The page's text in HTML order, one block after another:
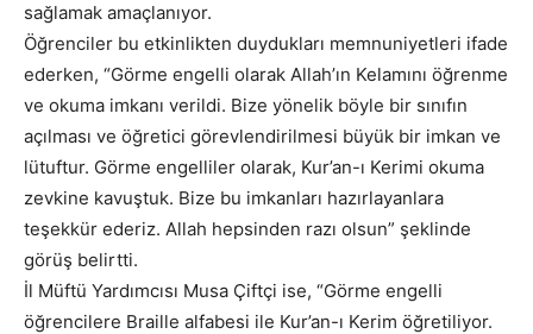
sağlamak amaçlanıyor.
Öğrenciler bu etkinlikten duydukları memnuniyetleri ifade
ederken, “Görme engelli olarak Allah’ın Kelamını öğrenme
ve okuma imkanı verildi. Bize yönelik böyle bir sınıfın
açılması ve öğretici görevlendirilmesi büyük bir imkan ve
lütuftur. Görme engelliler olarak, Kur’an-ı Kerimi okuma
zevkine kavuştuk. Bize bu imkanları hazırlayanlara
teşekkür ederiz. Allah hepsinden razı olsun” şeklinde
görüş belirtti.
İl Müftü Yardımcısı Musa Çiftçi ise, “Görme engelli
öğrencilere Braille alfabesi ile Kur’an-ı Kerim öğretiliyor.